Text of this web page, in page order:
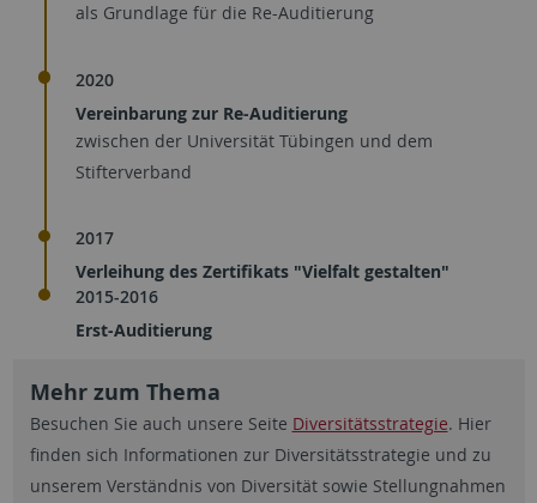
als Grundlage für die Re-Auditierung
2020
Vereinbarung zur Re-Auditierung
zwischen der Universität Tübingen und dem
Stifterverband
2017
Verleihung des Zertifikats "Vielfalt gestalten"
2015-2016
Erst-Auditierung
Mehr zum Thema
Besuchen Sie auch unsere Seite Diversitätsstrategie. Hier
finden sich Informationen zur Diversitätsstrategie und zu
unserem Verständnis von Diversität sowie Stellungnahmen